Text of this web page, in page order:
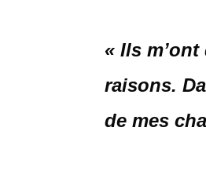
« Ils
raisons.
de mes